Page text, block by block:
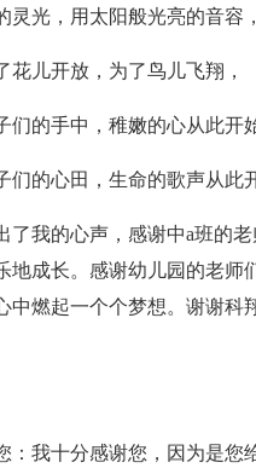
灵光，用太阳般光亮的音容，
花儿开放，为了鸟儿飞翔，
们的手中，稚嫩的心从此开
们的心田，生命的歌声从此
了我的心声，感谢中a班的
地成长。感谢幼儿园的老
中燃起一个个梦想。谢谢
：我十分感谢您，因为是您